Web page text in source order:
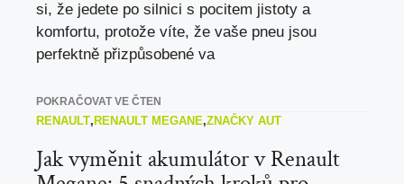
si, že jedete po silnici s pocitem jistoty a
komfortu, protože víte, že vaše pneu jsou
perfektně přizpůsobené va
POKRAČOVAT VE ČTEN
RENAULT,RENAULT MEGANE,ZNAČKY AUT
Jak vyměnit akumulátor v Renault